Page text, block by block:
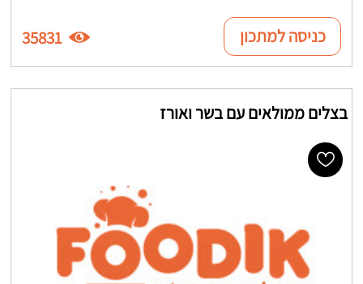
כניסה למתכון 35831
בצלים ממולאים עם בשר ואורז